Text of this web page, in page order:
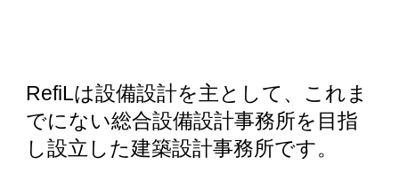
RefiLは設備設計を主として、これま
でにない総合設備設計事務所を目指
し設立した建築設計事務所です。